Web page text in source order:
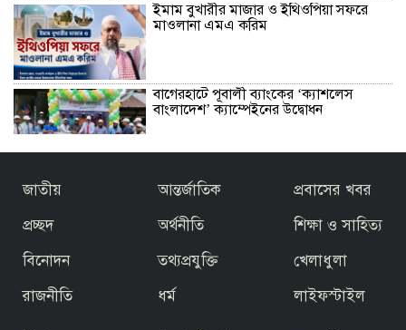
ইমাম বুখারীর মাজার ও ইথিওপিয়া সফরে
মাওলানা এমএ করিম
বাগেরহাটে পূবালী ব্যাংকের ‘ক্যাশলেস
বাংলাদেশ’ ক্যাম্পেইনের উদ্বোধন
বাজেটকে সময়োপযোগী ও জনকল্যাণমুখী
আখ্যা দিলেন মাওলানা এম.এ. করিম ইবনে
তৃতীয় ধাপে ফ্যামিলি কার্ড বিতরণ কার্যক্রমের
উদ্বোধন প্রধানমন্ত্রীর
জাতীয়
প্রচ্ছদ
বিনোদন
রাজনীতি
আন্তর্জাতিক
অর্থনীতি
তথ্যপ্রযুক্তি
ধর্ম
প্রবাসের খবর
শিক্ষা ও সাহিত্য
খেলাধুলা
লাইফস্টাইল